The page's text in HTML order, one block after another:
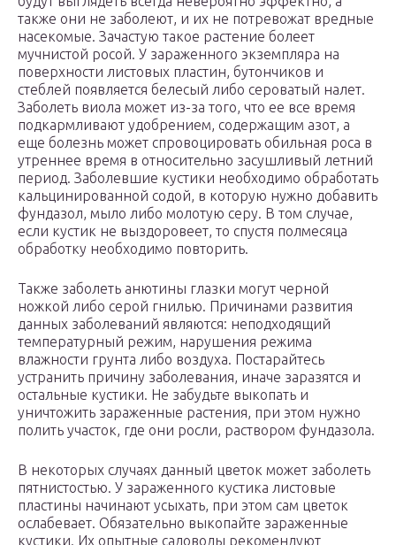
также они не заболеют, и их не потревожат вредные
насекомые. Зачастую такое растение болеет
мучнистой росой. У зараженного экземпляра на
поверхности листовых пластин, бутончиков и
стеблей появляется белесый либо сероватый налет.
Заболеть виола может из-за того, что ее все время
подкармливают удобрением, содержащим азот, а
еще болезнь может спровоцировать обильная роса в
утреннее время в относительно засушливый летний
период. Заболевшие кустики необходимо обработать
кальцинированной содой, в которую нужно добавить
фундазол, мыло либо молотую серу. В том случае,
если кустик не выздоровеет, то спустя полмесяца
обработку необходимо повторить.
Также заболеть анютины глазки могут черной
ножкой либо серой гнилью. Причинами развития
данных заболеваний являются: неподходящий
температурный режим, нарушения режима
влажности грунта либо воздуха. Постарайтесь
устранить причину заболевания, иначе заразятся и
остальные кустики. Не забудьте выкопать и
уничтожить зараженные растения, при этом нужно
полить участок, где они росли, раствором фундазола.
В некоторых случаях данный цветок может заболеть
пятнистостью. У зараженного кустика листовые
пластины начинают усыхать, при этом сам цветок
ослабевает. Обязательно выкопайте зараженные
кустики. Их опытные садоводы рекомендуют